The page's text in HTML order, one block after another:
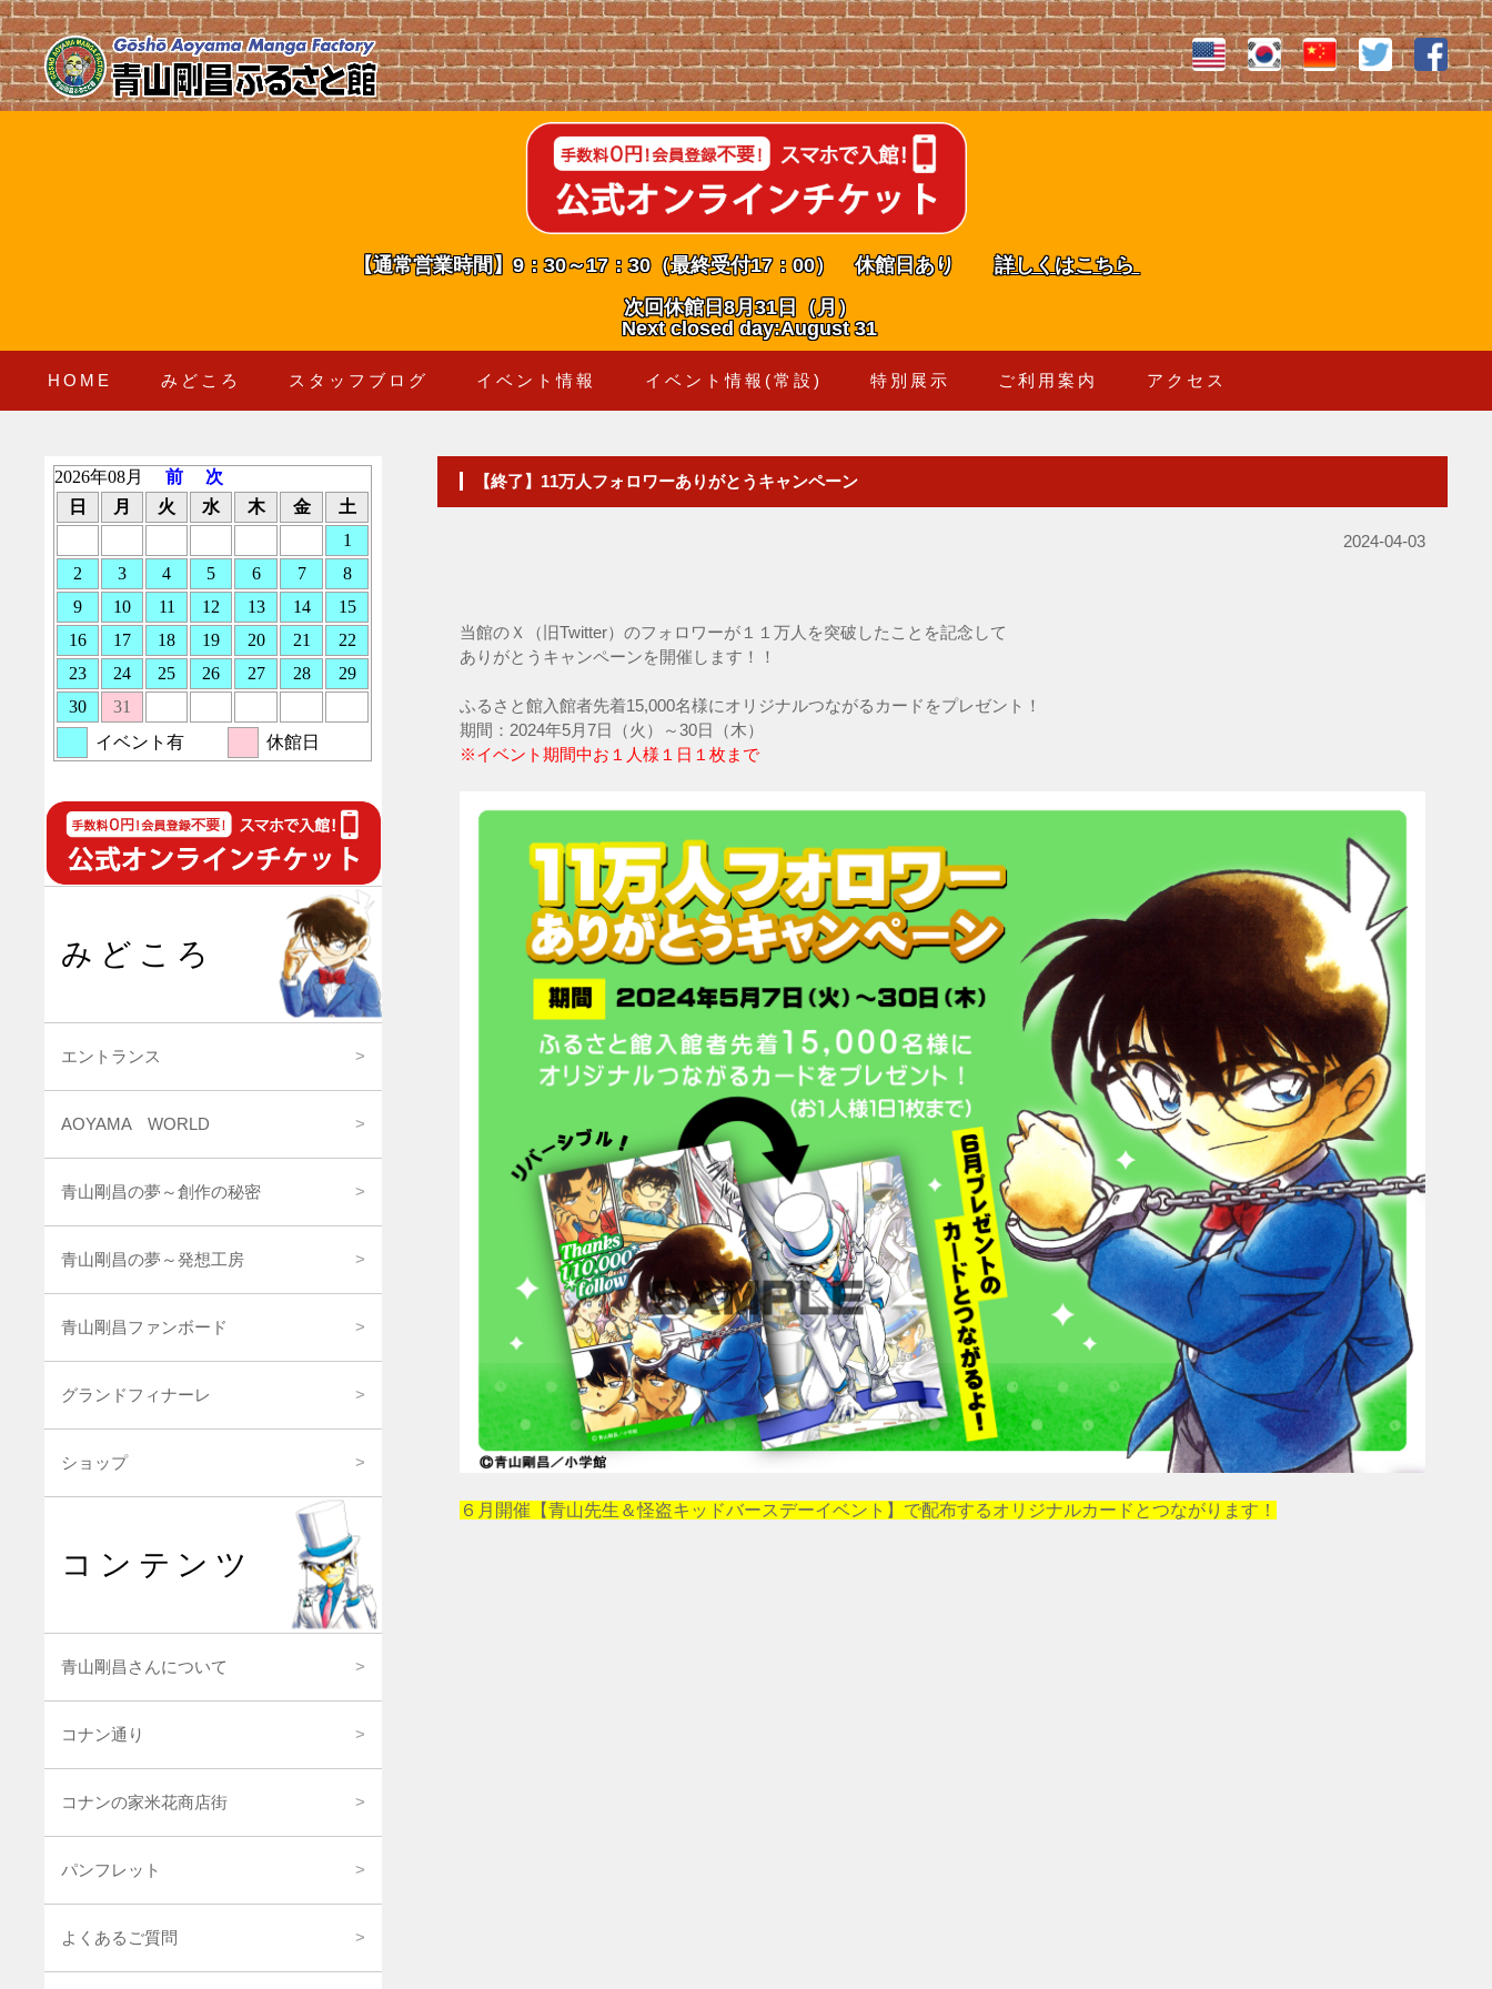
【通常営業時間】9：30～17：30（最終受付17：00） 休館日あり詳しくはこちら
次回休館日8月31日（月）
Next closed day:August 31
HOME みどころ スタッフブログ イベント情報 イベント情報(常設) 特別展示 ご利用案内 アクセス
【終了】11万人フォロワーありがとうキャンペーン
2024-04-03
当館のＸ（旧Twitter）のフォロワーが１１万人を突破したことを記念して
ありがとうキャンペーンを開催します！！
ふるさと館入館者先着15,000名様にオリジナルつながるカードをプレゼント！
期間：2024年5月7日（火）～30日（木）
※イベント期間中お１人様１日１枚まで
６月開催【青山先生＆怪盗キッドバースデーイベント】で配布するオリジナルカードとつながります！
みどころ
エントランス
AOYAMA WORLD
青山剛昌の夢～創作の秘密
青山剛昌の夢～発想工房
青山剛昌ファンボード
グランドフィナーレ
ショップ
コンテンツ
青山剛昌さんについて
コナン通り
コナンの家米花商店街
パンフレット
よくあるご質問